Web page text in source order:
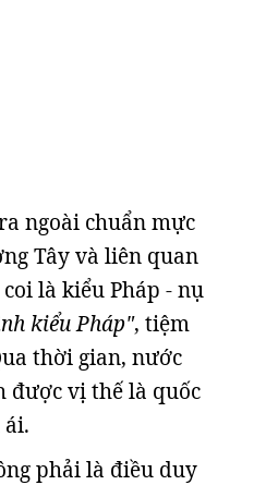
ngoài chuẩn mực
Tây và liên quan
là kiểu Pháp - nụ
kiểu Pháp", tiệm
thời gian, nước
được vị thế là quốc
phải là điều duy